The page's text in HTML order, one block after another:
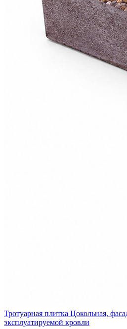
Тротуарная плитка Цокольная,
эксплуатируемой кровли